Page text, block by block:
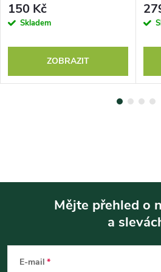
150 Kč
Skladem
ZOBRAZIT
Mějte přehled o
a
E-mail